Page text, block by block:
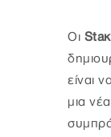
Οι
είναι
μια